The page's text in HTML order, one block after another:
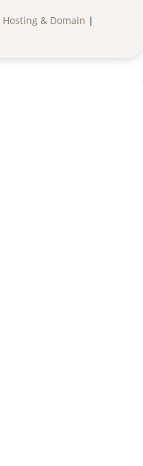
Hosting & Domain |